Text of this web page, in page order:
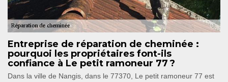
Entreprise de réparation de cheminée :
pourquoi les propriétaires font-ils
confiance à Le petit ramoneur 77 ?
Dans la ville de Nangis, dans le 77370, Le petit ramoneur 77 est